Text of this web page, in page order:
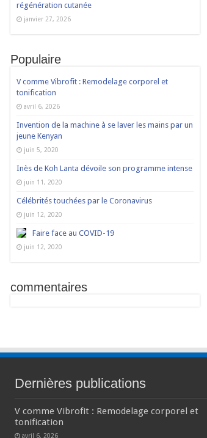
régénération cutanée
janvier 27, 2026
Populaire
V comme Vibrofit : Remodelage corporel et
tonification
avril 6, 2026
Invention de la machine à se laver les mains par un
jeune Kenyan
juin 5, 2020
Inès de Koh Lanta dévoile son programme intense
juin 11, 2020
Célébrités touchées par le Coronavirus
juin 12, 2020
Faire face au COVID-19
juin 12, 2020
commentaires
Dernières publications
V comme Vibrofit : Remodelage corporel et
tonification
avril 6, 2026